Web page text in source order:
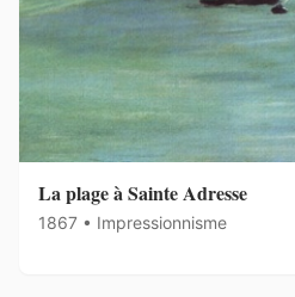
La plage à Sainte Adresse
1867 • Impressionnisme